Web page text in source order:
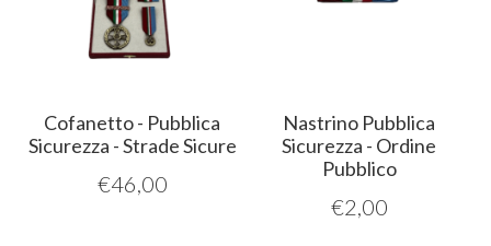
Cofanetto - Pubblica
Sicurezza - Strade Sicure
€46,00
Nastrino Pubblica
Sicurezza - Ordine
Pubblico
€2,00